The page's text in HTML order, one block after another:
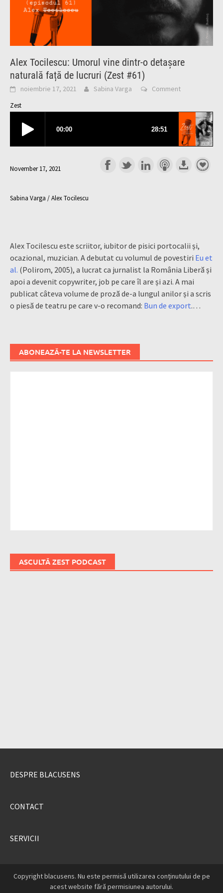
Alex Tocilescu: Umorul vine dintr-o detașare
naturală față de lucruri (Zest #61)
noiembrie 17, 2021 Sabina Varga Comment
Zest
November 17, 2021
Sabina Varga / Alex Tocilescu
Alex Tocilescu este scriitor, iubitor de pisici portocalii și,
ocazional, muzician. A debutat cu volumul de povestiri Eu et
al. (Polirom, 2005), a lucrat ca jurnalist la România Liberă și
apoi a devenit copywriter, job pe care îl are și azi. A mai
publicat câteva volume de proză de-a lungul anilor și a scris
o piesă de teatru pe care v-o recomand: Bun de export.…
ABONEAZĂ-TE LA NEWSLETTER
ASCULTĂ ZEST PODCAST
DESPRE BLACUSENS
CONTACT
SERVICII
Copyright blacusens. Nu este permisă utilizarea conținutului de pe
acest website fără permisiunea autorului.